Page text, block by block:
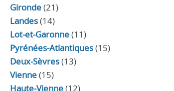
Gironde(21)
Landes(14)
Lot-et-Garonne(11)
Pyrénées-Atlantiques(15)
Deux-Sèvres(13)
Vienne(15)
Haute-Vienne(12)